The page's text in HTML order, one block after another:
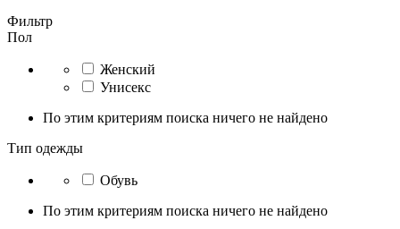
Фильтр
Пол
Женский
Унисекс
По этим критериям поиска ничего не найдено
Тип одежды
Обувь
По этим критериям поиска ничего не найдено